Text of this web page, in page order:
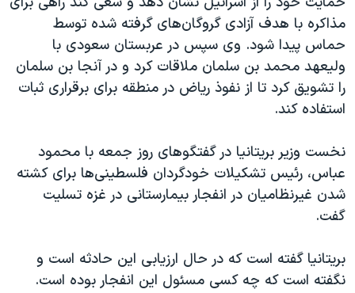
مذاکره با هدف آزادی گروگان‌های گرفته شده توسط
حماس پیدا شود. وی سپس در عربستان سعودی با
ولیعهد محمد بن سلمان ملاقات کرد و در آنجا بن سلمان
را تشویق کرد تا از نفوذ ریاض در منطقه برای برقراری ثبات
استفاده کند.
نخست وزیر بریتانیا در گفتگوهای روز جمعه با محمود
عباس، رئیس تشکیلات خودگردان فلسطینی‌ها برای کشته
شدن غیرنظامیان در انفجار بیمارستانی در غزه تسلیت
گفت.
بریتانیا گفته است که در حال ارزیابی این حادثه است و
نگفته است که چه کسی مسئول این انفجار بوده است.